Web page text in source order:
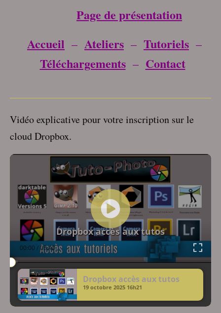
Page de présentation
Accueil – Ateliers – Tutoriels –
Téléchargements– Contact
Vidéo explicative pour votre inscription sur le
cloud Dropbox.
Lecteur
Dropbox accès aux tutos
00:00 /03:40
Dropbox accès aux tutos
19 octobre 2025 16h21